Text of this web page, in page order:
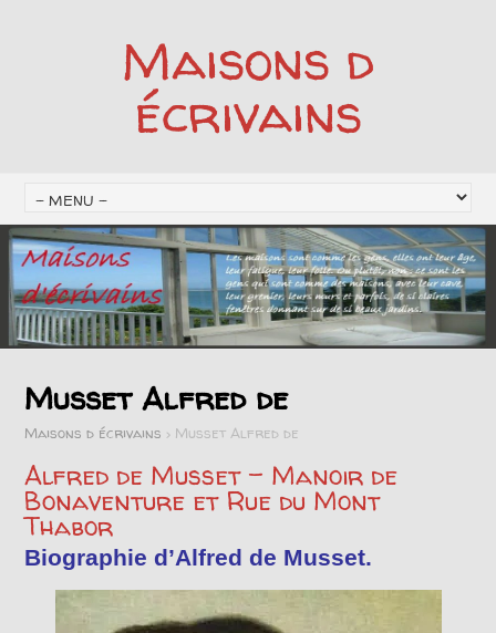
Maisons d
écrivains
Musset Alfred de
Maisons d écrivains > Musset Alfred de
Alfred de Musset – Manoir de
Bonaventure et Rue du Mont
Thabor
Biographie d’Alfred de Musset.